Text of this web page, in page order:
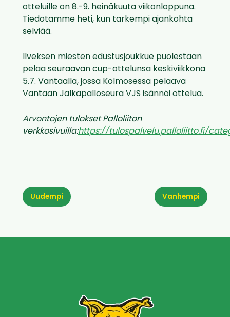
otteluille on 8.-9. heinäkuuta viikonloppuna.
Tiedotamme heti, kun tarkempi ajankohta
selviää.
Ilveksen miesten edustusjoukkue puolestaan
pelaa seuraavan cup-ottelunsa keskiviikkona
5.7. Vantaalla, jossa Kolmosessa pelaava
Vantaan Jalkapalloseura VJS isännöi ottelua.
Arvontojen tulokset Palloliiton
verkkosivuilla:https://tulospalvelu.palloliitto.fi/
Vanhempi
Uudempi